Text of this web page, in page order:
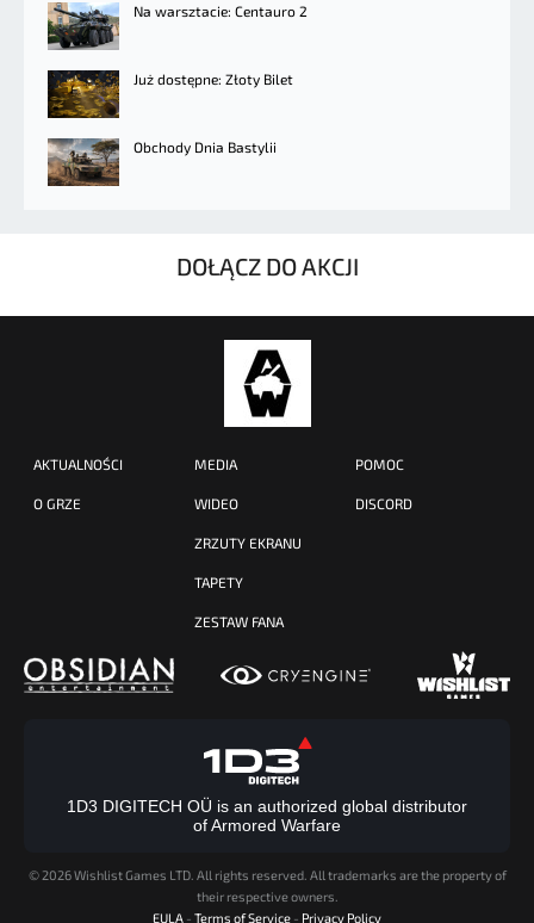
Na warsztacie: Centauro 2
Już dostępne: Złoty Bilet
Obchody Dnia Bastylii
DOŁĄCZ DO AKCJI
AKTUALNOŚCI
O GRZE
MEDIA
WIDEO
ZRZUTY EKRANU
TAPETY
ZESTAW FANA
POMOC
DISCORD
1D3 DIGITECH OÜ is an authorized global distributor
of Armored Warfare
© 2026 Wishlist Games LTD. All rights reserved. All trademarks are the property of
their respective owners.
EULA - Terms of Service - Privacy Policy